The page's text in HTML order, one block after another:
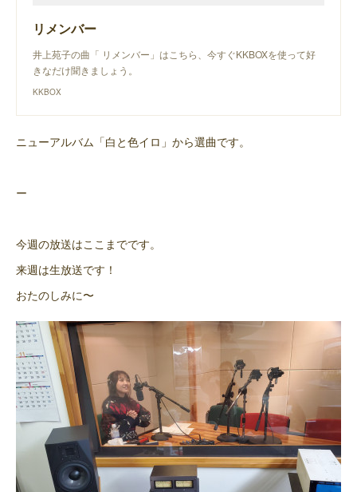
リメンバー
井上苑子の曲「 リメンバー」はこちら、今すぐKKBOXを使って好
きなだけ聞きましょう。
KKBOX
ニューアルバム「白と色イロ」から選曲です。
ー
今週の放送はここまでです。
来週は生放送です！
おたのしみに〜